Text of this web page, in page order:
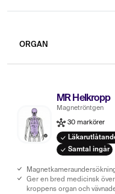
ORGAN
MR Helkropp
Magnetröntgen
30 markörer
Samtal ingår
Ger en bred medicinsk
kroppens organ och